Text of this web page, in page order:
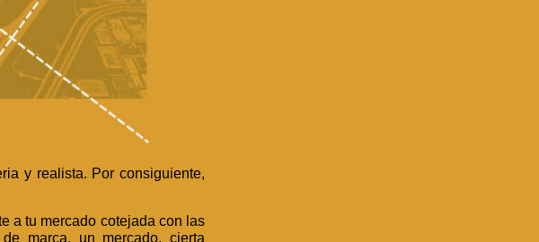
y realista. Por consiguiente,
a tu mercado cotejada con las
marca, un mercado, cierta